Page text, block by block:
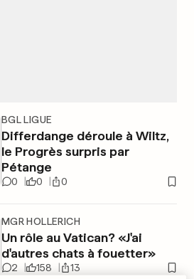
BGL LIGUE
Differdange déroule à Wiltz,
le Progrès surpris par
Pétange
0 0 0
MGR HOLLERICH
Un rôle au Vatican? «J'ai
d'autres chats à fouetter»
2 158 13